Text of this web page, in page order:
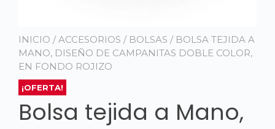
INICIO /ACCESORIOS / BOLSAS / BOLSA TEJIDA A
MANO, DISEÑO DE CAMPANITAS DOBLE COLOR,
EN FONDO ROJIZO
¡OFERTA!
Bolsa tejida a Mano,